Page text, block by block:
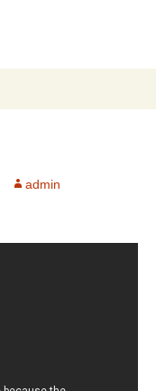
admin